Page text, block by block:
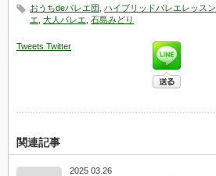
題
12
2
年
1
レ
ッ
ス
おうちdeバレエ団 ハイブリッドバレエレッスン
エ 大人バレエ 石島みどり
Tweets Twitter
関連記事
2025 03.26